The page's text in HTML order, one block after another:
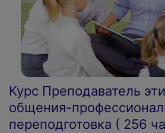
Курс Преподаватель
общения-
переподготовка ( 256